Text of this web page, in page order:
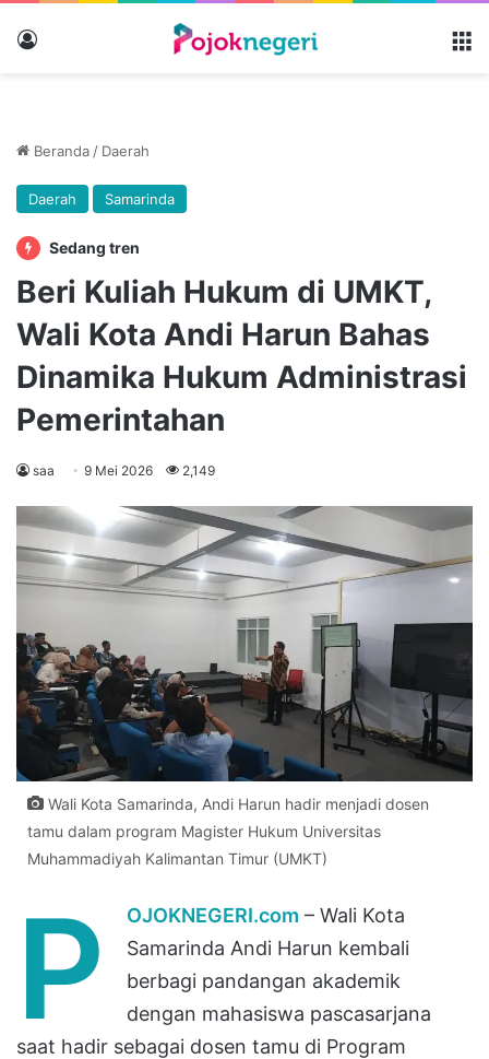
Beranda / Daerah
Daerah Samarinda
Sedang tren
Beri Kuliah Hukum di UMKT,
Wali Kota Andi Harun Bahas
Dinamika Hukum Administrasi
Pemerintahan
saa 9 Mei 2026 2,149
Wali Kota Samarinda, Andi Harun hadir menjadi dosen
tamu dalam program Magister Hukum Universitas
Muhammadiyah Kalimantan Timur (UMKT)
P OJOKNEGERI.com – Wali Kota
Samarinda Andi Harun kembali
berbagi pandangan akademik
dengan mahasiswa pascasarjana
saat hadir sebagai dosen tamu di Program